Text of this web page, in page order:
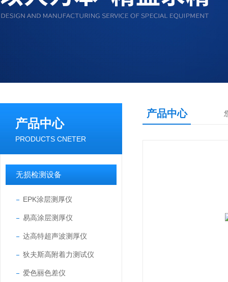
产品中心
PRODUCTS CNETER
无损检测设备
EPK涂层测厚仪
易高涂层测厚仪
达高特超声波测厚仪
狄夫斯高附着力测试仪
爱色丽色差仪
产品中心